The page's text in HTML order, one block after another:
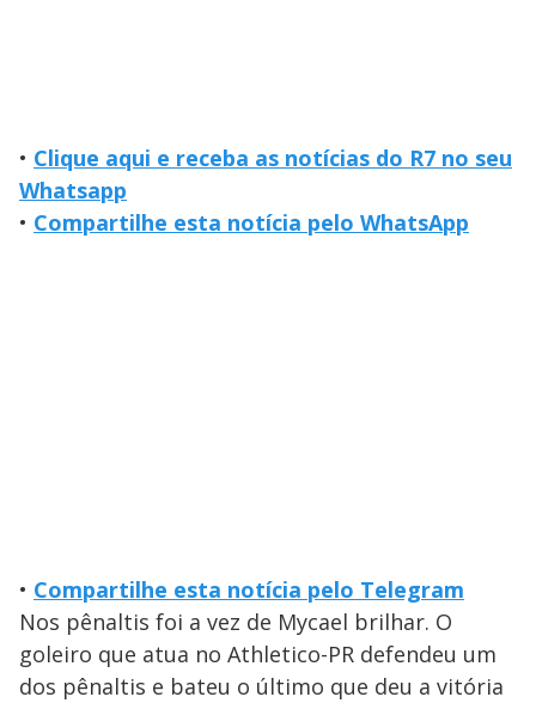
• Clique aqui e receba as notícias do R7 no seu
Whatsapp
• Compartilhe esta notícia pelo WhatsApp
• Compartilhe esta notícia pelo Telegram
Nos pênaltis foi a vez de Mycael brilhar. O
goleiro que atua no Athletico-PR defendeu um
dos pênaltis e bateu o último que deu a vitória